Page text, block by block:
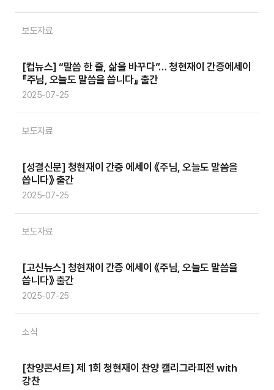
보도자료
[컵뉴스] “말씀 한 줄, 삶을 바꾸다”… 청현재이 간증에세이
『주님, 오늘도 말씀을 씁니다』 출간
2025-07-25
보도자료
[성결신문] 청현재이 간증 에세이 《주님, 오늘도 말씀을
씁니다》 출간
2025-07-25
보도자료
[고신뉴스] 청현재이 간증 에세이 《주님, 오늘도 말씀을
씁니다》 출간
2025-07-25
소식
[찬양콘서트] 제 1회 청현재이 찬양 캘리그라피전 with
강찬